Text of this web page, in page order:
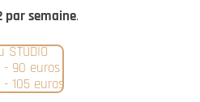
par semaine.
STUDIO
- 90 euros
- 105 euros